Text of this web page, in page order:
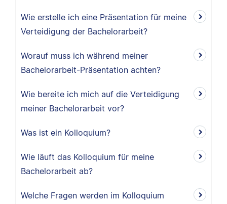
Wie erstelle ich eine Präsentation für meine
Verteidigung der Bachelorarbeit?
Worauf muss ich während meiner
Bachelorarbeit-Präsentation achten?
Wie bereite ich mich auf die Verteidigung
meiner Bachelorarbeit vor?
Was ist ein Kolloquium?
Wie läuft das Kolloquium für meine
Bachelorarbeit ab?
Welche Fragen werden im Kolloquium